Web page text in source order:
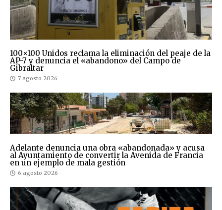
100×100 Unidos reclama la eliminación del peaje de la
AP-7 y denuncia el «abandono» del Campo de
Gibraltar
7 agosto 2026
Adelante denuncia una obra «abandonada» y acusa
al Ayuntamiento de convertir la Avenida de Francia
en un ejemplo de mala gestión
6 agosto 2026